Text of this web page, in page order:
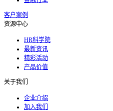
客户案例
资源中心
HR科学院
最新资讯
精彩活动
产品价值
关于我们
企业介绍
加入我们